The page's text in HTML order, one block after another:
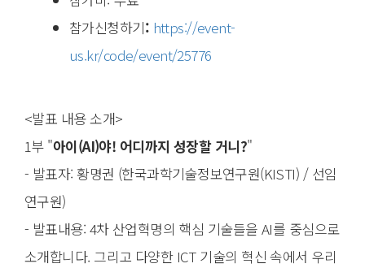
참가신청하기: https://event-
us.kr/code/event/25776
<발표 내용 소개>
1부 "아이(AI)야! 어디까지 성장할 거니?"
- 발표자: 황명권 (한국과학기술정보연구원(KISTI) / 선임
연구원)
- 발표내용: 4차 산업혁명의 핵심 기술들을 AI를 중심으로
소개합니다. 그리고 다양한 ICT 기술의 혁신 속에서 우리